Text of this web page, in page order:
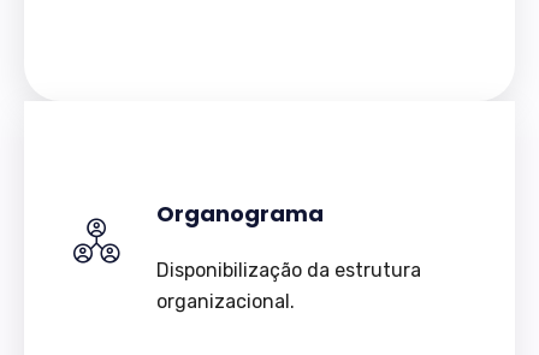
Organograma
Disponibilização da estrutura
organizacional.